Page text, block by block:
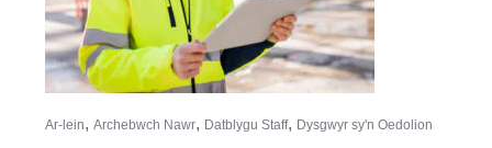
Ar-lein, Archebwch Nawr, Datblygu Staff, Dysgwyr sy'n Oedolion